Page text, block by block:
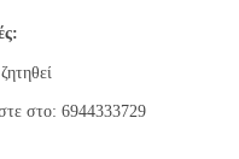
στο: 6944333729